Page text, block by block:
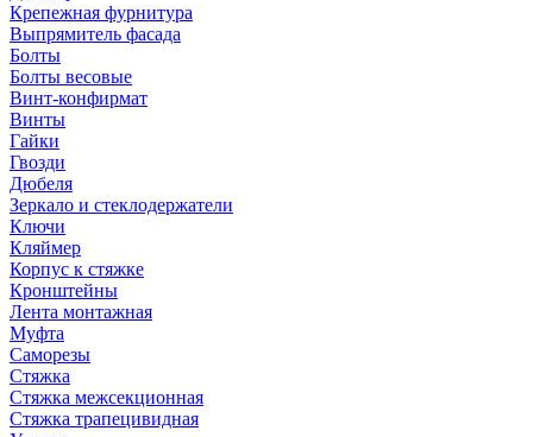
Крепежная фурнитура
Выпрямитель фасада
Болты
Болты весовые
Винт-конфирмат
Винты
Гайки
Гвозди
Дюбеля
Зеркало и стеклодержатели
Ключи
Кляймер
Корпус к стяжке
Кронштейны
Лента монтажная
Муфта
Саморезы
Стяжка
Стяжка межсекционная
Стяжка трапецивидная